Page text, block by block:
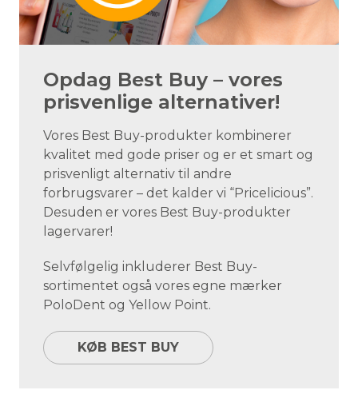
Opdag Best Buy – vores
prisvenlige alternativer!
Vores Best Buy-produkter kombinerer
kvalitet med gode priser og er et smart og
prisvenligt alternativ til andre
forbrugsvarer – det kalder vi “Pricelicious”.
Desuden er vores Best Buy-produkter
lagervarer!
Selvfølgelig inkluderer Best Buy-
sortimentet også vores egne mærker
PoloDent og Yellow Point.
KØB BEST BUY